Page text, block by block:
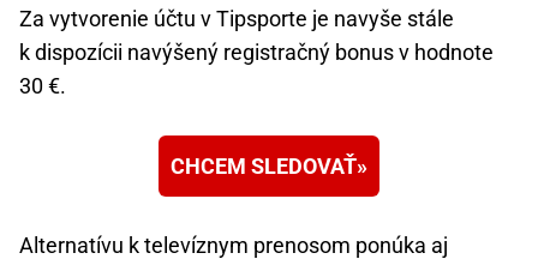
Za vytvorenie účtu v Tipsporte je navyše stále
k dispozícii navýšený registračný bonus v hodnote
30 €.
CHCEM SLEDOVAŤ
Alternatívu k televíznym prenosom ponúka aj